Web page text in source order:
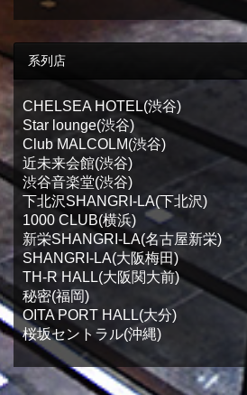
系列店
CHELSEA HOTEL(渋谷)
Star lounge(渋谷)
Club MALCOLM(渋谷)
近未来会館(渋谷)
渋谷音楽堂(渋谷)
下北沢SHANGRI-LA(下北沢)
1000 CLUB(横浜)
新栄SHANGRI-LA(名古屋新栄)
SHANGRI-LA(大阪梅田)
TH-R HALL(大阪関大前)
秘密(福岡)
OITA PORT HALL(大分)
桜坂セントラル(沖縄)